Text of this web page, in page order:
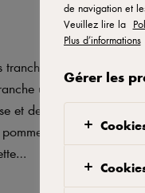
de bleu Arla Pro
unique qui vous
et des coûts. La force du
et le grillé du
de navigation et
Veuillez lire la
Plus d’informations
Gérer les